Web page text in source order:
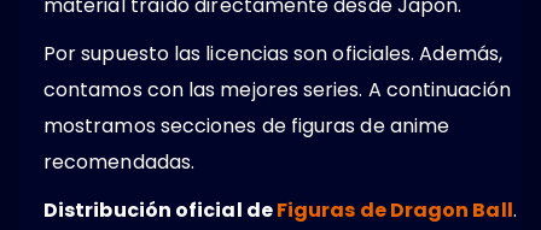
Por supuesto las licencias son oficiales. Además,
contamos con las mejores series. A continuación
mostramos secciones de figuras de anime
recomendadas.
Distribución oficial deFiguras de Dragon Ball.